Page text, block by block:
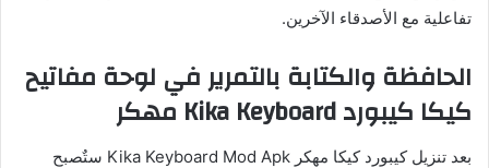
تفاعلية مع الأصدقاء الآخرين.
الحافظة والكتابة بالتمرير في لوحة مفاتيح
كيكا كيبورد Kika Keyboard مهكر
بعد تنزيل كيبورد كيكا مهكر Kika Keyboard Mod Apk ستٌصبح